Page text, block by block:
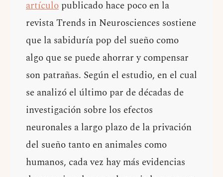
artículo publicado hace poco en la
revista Trends in Neurosciences sostiene
que la sabiduría pop del sueño como
algo que se puede ahorrar y compensar
son patrañas. Según el estudio, en el cual
se analizó el último par de décadas de
investigación sobre los efectos
neuronales a largo plazo de la privación
del sueño tanto en animales como
humanos, cada vez hay más evidencias